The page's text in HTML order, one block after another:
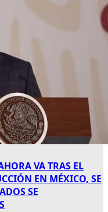
VA TRAS EL
EN MÉXICO, SE
SE